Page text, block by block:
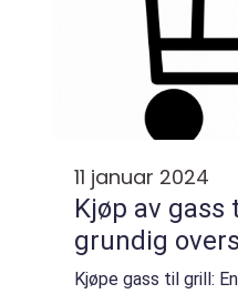
11 januar 2024
Kjøp av gass
grundig
Kjøpe gass til grill: